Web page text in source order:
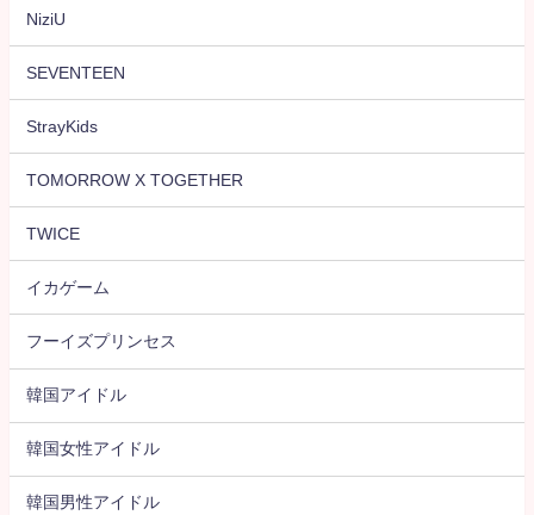
NiziU
SEVENTEEN
StrayKids
TOMORROW X TOGETHER
TWICE
イカゲーム
フーイズプリンセス
韓国アイドル
韓国女性アイドル
韓国男性アイドル